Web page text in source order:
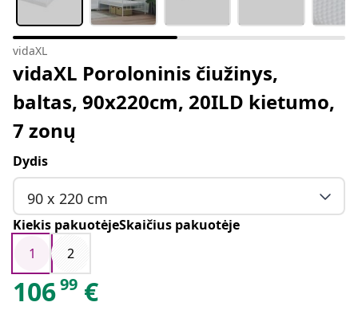
vidaXL
vidaXL Poroloninis čiužinys,
baltas, 90x220cm, 20ILD kietumo,
7 zonų
Dydis
90 x 220 cm
Kiekis pakuotėjeSkaičius pakuotėje
1
2
10699 €